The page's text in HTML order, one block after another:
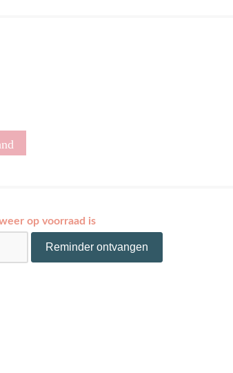
op voorraad is
Reminder ontvangen